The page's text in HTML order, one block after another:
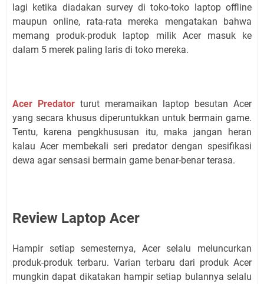
lagi ketika diadakan survey di toko-toko laptop offline
maupun online, rata-rata mereka mengatakan bahwa
memang produk-produk laptop milik Acer masuk ke
dalam 5 merek paling laris di toko mereka.
Acer Predator turut meramaikan laptop besutan Acer
yang secara khusus diperuntukkan untuk bermain game.
Tentu, karena pengkhususan itu, maka jangan heran
kalau Acer membekali seri predator dengan spesifikasi
dewa agar sensasi bermain game benar-benar terasa.
Review Laptop Acer
Hampir setiap semesternya, Acer selalu meluncurkan
produk-produk terbaru. Varian terbaru dari produk Acer
mungkin dapat dikatakan hampir setiap bulannya selalu